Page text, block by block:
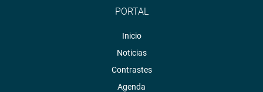
PORTAL
Inicio
Noticias
Contrastes
Agenda